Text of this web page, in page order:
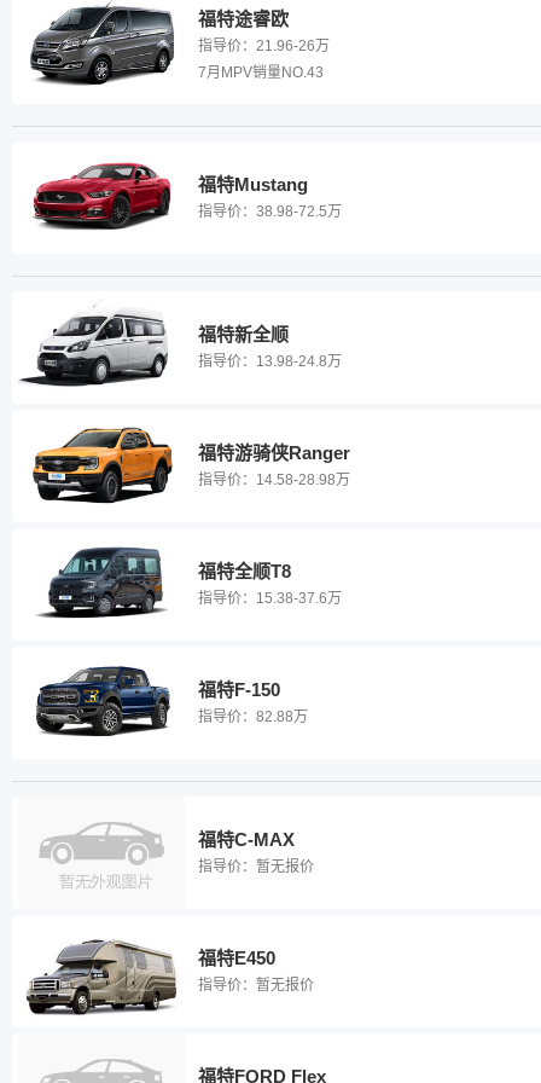
福特途睿欧
指导价： 21.96-26万
7月MPV销量NO.43
福特Mustang
指导价： 38.98-72.5万
福特新全顺
指导价： 13.98-24.8万
福特游骑侠Ranger
指导价： 14.58-28.98万
福特全顺T8
指导价： 15.38-37.6万
福特F-150
指导价： 82.88万
福特C-MAX
指导价： 暂无报价
福特E450
指导价： 暂无报价
福特FORD Flex